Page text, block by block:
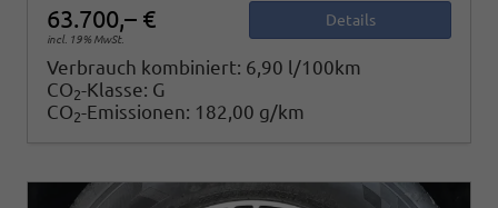
63.700,– €
incl. 19% MwSt.
Details
Verbrauch kombiniert: 6,90 l/100km
CO2-Klasse: G
CO2-Emissionen: 182,00 g/km